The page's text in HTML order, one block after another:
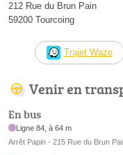
212 Rue du Brun Pain
59200 Tourcoing
Trajet Waze
Venir en
En bus
Ligne 84, à 64 m
Arrêt Papin - 215 Rue du Brun